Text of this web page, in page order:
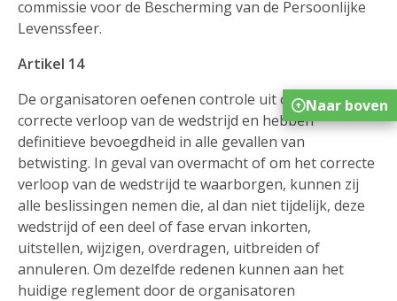
commissie voor de Bescherming van de Persoonlijke
Levenssfeer.
Artikel 14
De organisatoren oefenen controle uit op het
correcte verloop van de wedstrijd en hebben
definitieve bevoegdheid in alle gevallen van
betwisting. In geval van overmacht of om het correcte
verloop van de wedstrijd te waarborgen, kunnen zij
alle beslissingen nemen die, al dan niet tijdelijk, deze
wedstrijd of een deel of fase ervan inkorten,
uitstellen, wijzigen, overdragen, uitbreiden of
annuleren. Om dezelfde redenen kunnen aan het
huidige reglement door de organisatoren
Naar boven